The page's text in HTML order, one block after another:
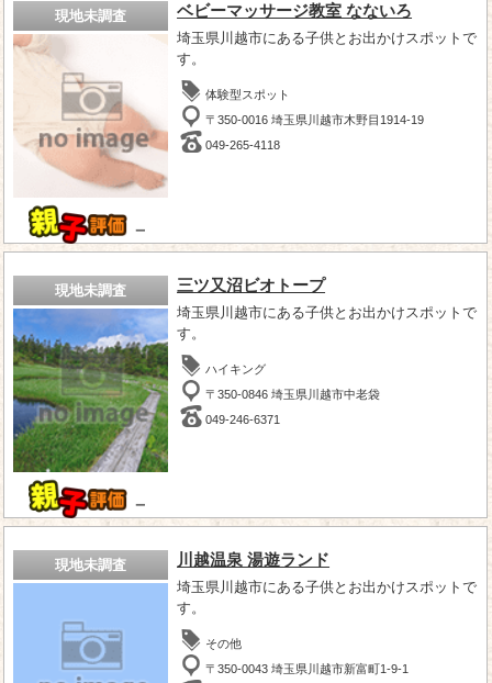
現地未調査
－
ベビーマッサージ教室 なないろ
埼玉県川越市にある子供とお出かけスポットで
す。
体験型スポット
〒350-0016 埼玉県川越市木野目1914-19
049-265-4118
現地未調査
－
三ツ又沼ビオトープ
埼玉県川越市にある子供とお出かけスポットで
す。
ハイキング
〒350-0846 埼玉県川越市中老袋
049-246-6371
現地未調査 川越温泉 湯遊ランド
埼玉県川越市にある子供とお出かけスポットで
す。
その他
〒350-0043 埼玉県川越市新富町1-9-1